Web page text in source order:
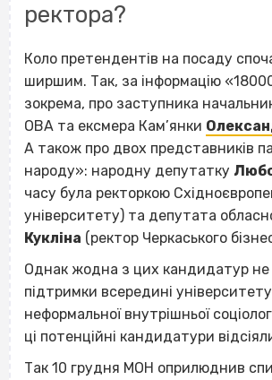
ректора?
Коло претендентів на посаду
ширшим. Так, за інформацію
зокрема, про заступника
ОВА та ексмера Кам’янки
А також про двох представників
народу»: народну депутатку
часу була ректоркою
університету) та депутата
Кукліна (ректор Черкаського
Однак жодна з цих кандидатур не
підтримки всередині
неформальної внутрішньої
ці потенційні кандидатури
Так 10 грудня МОН оприлюднив